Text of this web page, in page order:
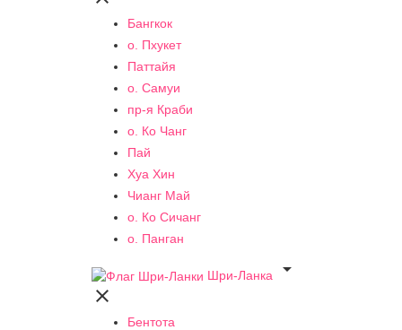
Бангкок
о. Пхукет
Паттайя
о. Самуи
пр-я Краби
о. Ко Чанг
Пай
Хуа Хин
Чианг Май
о. Ко Сичанг
о. Панган
Шри-Ланка


Бентота